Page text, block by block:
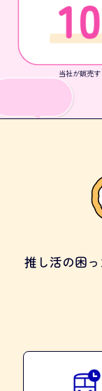
当社が販売
推し活の困っ